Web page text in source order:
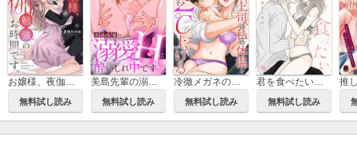
お嬢様、夜伽勉強のお時間です。【電子単行本】
無料試し読み
美島先輩の溺愛Hに酔いしれ中です【電子単行本】
無料試し読み
冷徹メガネの溺愛キス～上司は私の体温を2℃上げる～
無料試し読み
君を食べたい【電子単行本】
無料試し読み